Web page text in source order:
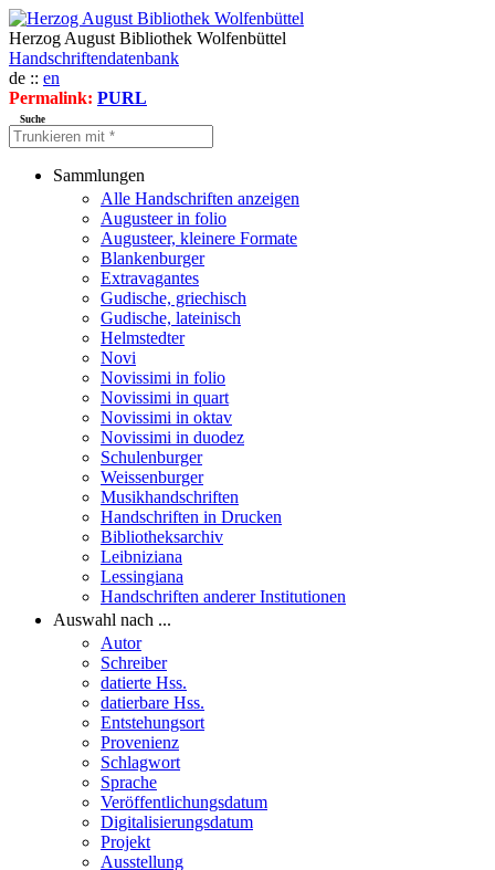
Herzog August Bibliothek Wolfenbüttel
Handschriftendatenbank
de :: en
Permalink: PURL
Suche
Sammlungen
Alle Handschriften anzeigen
Augusteer in folio
Augusteer, kleinere Formate
Blankenburger
Extravagantes
Gudische, griechisch
Gudische, lateinisch
Helmstedter
Novi
Novissimi in folio
Novissimi in quart
Novissimi in oktav
Novissimi in duodez
Schulenburger
Weissenburger
Musikhandschriften
Handschriften in Drucken
Bibliotheksarchiv
Leibniziana
Lessingiana
Handschriften anderer Institutionen
Auswahl nach ...
Autor
Schreiber
datierte Hss.
datierbare Hss.
Entstehungsort
Provenienz
Schlagwort
Sprache
Veröffentlichungsdatum
Digitalisierungsdatum
Projekt
Ausstellung